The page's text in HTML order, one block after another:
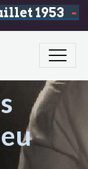
1953 -